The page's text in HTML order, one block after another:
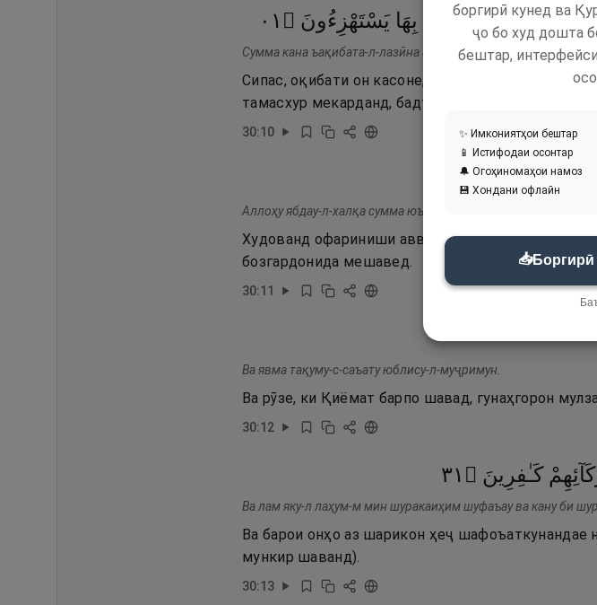
بِـَٔايَـٰتِ ٱللَّهِ وَكَانُوا۟ بِهَا يَسْتَهْزِءُونَ ۝ ١٠
Сумма кана ъақибата-л-лазӣна асау-с-суа ан каззабу би
Сипас, оқибати он касоне, ки бадӣ карданд, ба
тамасхур мекарданд, бадтар шуд.
30:10
Аллоҳу ябдау-л-халқа сумма юъӣдуҳу сумма илайҳи турҷаъун.
Худованд офариниши аввалро оғоз мекунад, боз
бозгардонида мешавед.
30:11
Ва явма тақуму-с-саъату юблису-л-муҷримун.
Ва рӯзе, ки Қиёмат барпо шавад, гунаҳгорон
30:12
كَـٰفِرِينَ ۝ ١٣
Ва лам яку-л лаҳум-м мин шуракаиҳим шуфаъау ва кану би
Ва барои онҳо аз шарикон ҳеҷ
мункир шаванд).
30:13
боргирӣ кунед ва
ҷо бо худ дошта
бештар,
✨ Имкониятҳои бештар
📱 Истифодаи осонтар
🔔 Огоҳиномаҳои намоз
💾 Хондани офлайн
📥Боргирӣ